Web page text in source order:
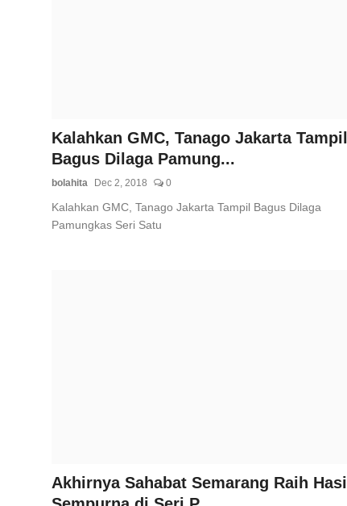
Kalahkan GMC, Tanago Jakarta Tampil
Bagus Dilaga Pamung...
bolahita Dec 2, 2018 0
Kalahkan GMC, Tanago Jakarta Tampil Bagus Dilaga
Pamungkas Seri Satu
Akhirnya Sahabat Semarang Raih Hasil